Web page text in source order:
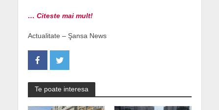
… Citeste mai mult!
Actualitate – Şansa News
Te poate interesa